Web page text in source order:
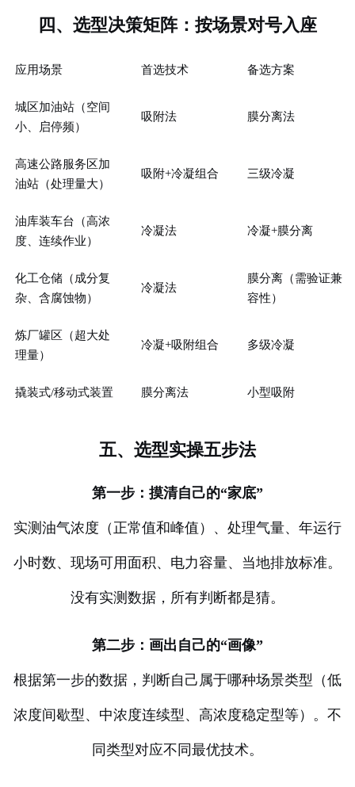
四、选型决策矩阵：按场景对号入座
应用场景 首选技术 备选方案
城区加油站（空间
小、启停频）
吸附法 膜分离法
高速公路服务区加
油站（处理量大）
吸附+冷凝组合 三级冷凝
油库装车台（高浓
度、连续作业）
冷凝法 冷凝+膜分离
化工仓储（成分复
杂、含腐蚀物）
冷凝法
膜分离（需验证兼
容性）
炼厂罐区（超大处
理量）
冷凝+吸附组合 多级冷凝
撬装式/移动式装置 膜分离法 小型吸附
五、选型实操五步法
第一步：摸清自己的“家底”
实测油气浓度（正常值和峰值）、处理气量、年运行
小时数、现场可用面积、电力容量、当地排放标准。
没有实测数据，所有判断都是猜。
第二步：画出自己的“画像”
根据第一步的数据，判断自己属于哪种场景类型（低
浓度间歇型、中浓度连续型、高浓度稳定型等）。不
同类型对应不同最优技术。